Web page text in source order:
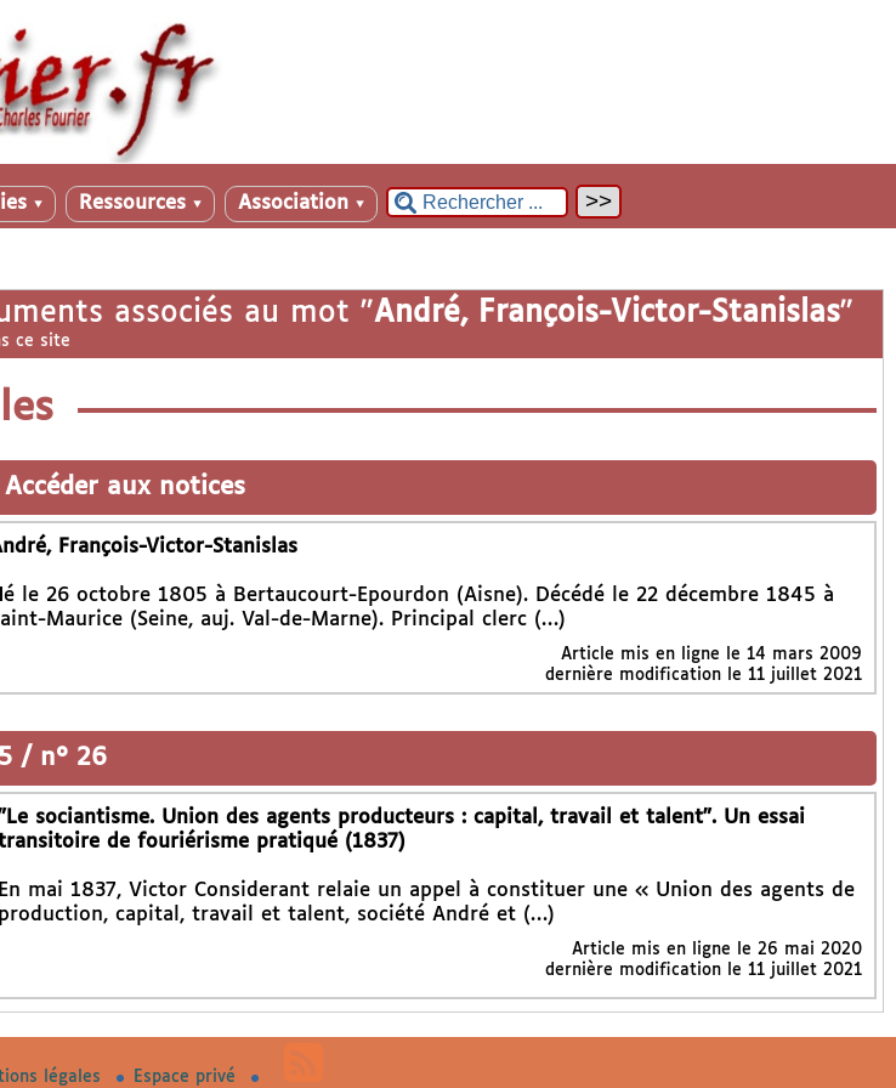
▼ Ressources ▼ Association ▼
associés au mot "André, François-Victor-Stanislas"
ce site
Accéder aux notices
François-Victor-Stanislas
le 26 octobre 1805 à Bertaucourt-Epourdon (Aisne). Décédé le 22 décembre 1845 à
Maurice (Seine, auj. Val-de-Marne). Principal clerc (…)
Article mis en ligne le 14 mars 2009
dernière modification le 11 juillet 2021
/ n° 26
sociantisme. Union des agents producteurs : capital, travail et talent". Un essai
de fouriérisme pratiqué (1837)
En mai 1837, Victor Considerant relaie un appel à constituer une « Union des agents de
production, capital, travail et talent, société André et (…)
Article mis en ligne le 26 mai 2020
dernière modification le 11 juillet 2021
légales Espace privé